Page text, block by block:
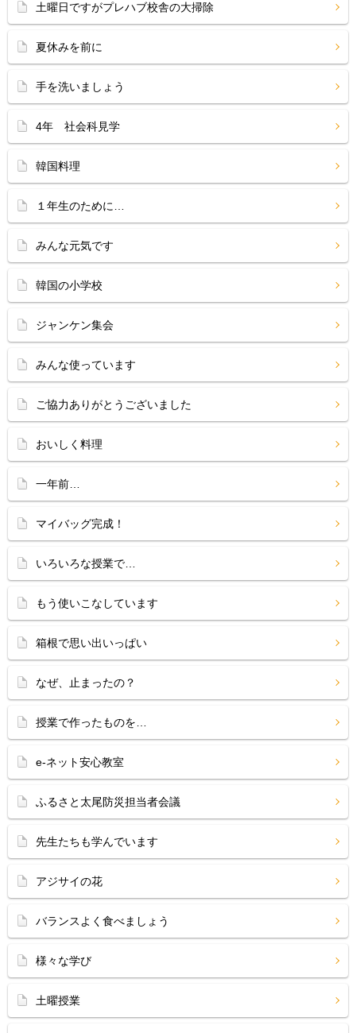
土曜日ですがプレハブ校舎の大掃除
夏休みを前に
手を洗いましょう
4年 社会科見学
韓国料理
１年生のために…
みんな元気です
韓国の小学校
ジャンケン集会
みんな使っています
ご協力ありがとうございました
おいしく料理
一年前…
マイバッグ完成！
いろいろな授業で…
もう使いこなしています
箱根で思い出いっぱい
なぜ、止まったの？
授業で作ったものを…
e-ネット安心教室
ふるさと太尾防災担当者会議
先生たちも学んでいます
アジサイの花
バランスよく食べましょう
様々な学び
土曜授業